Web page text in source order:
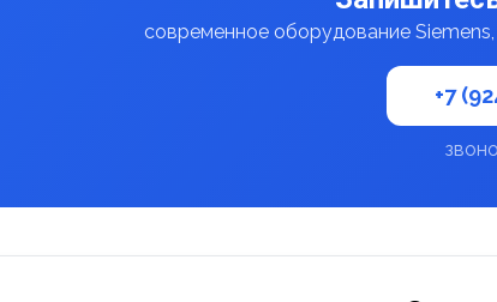
современное оборудование
+7